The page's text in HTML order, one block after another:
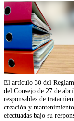
El artículo 30 del
del Consejo de 27 de
responsables de
creación y
efectuadas bajo su